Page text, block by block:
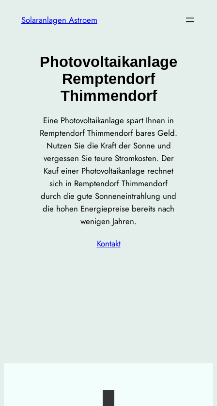
InhaltSolaranlagen Astroem
Photovoltaikanlage
Remptendorf
Thimmendorf
Eine Photovoltaikanlage spart Ihnen in
Remptendorf Thimmendorf bares Geld.
Nutzen Sie die Kraft der Sonne und
vergessen Sie teure Stromkosten. Der
Kauf einer Photovoltaikanlage rechnet
sich in Remptendorf Thimmendorf
durch die gute Sonneneintrahlung und
die hohen Energiepreise bereits nach
wenigen Jahren.
Kontakt